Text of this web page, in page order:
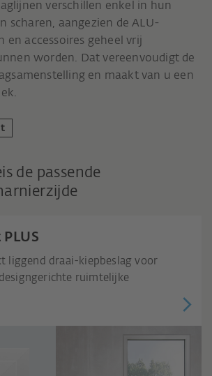
verschillen enkel in hun
scharen, aangezien de ALU-
en accessoires geheel vrij
worden. Dat vereenvoudigt de
en maakt van u een
de passende
liggend draai-kiepbeslag voor
ruimtelijke